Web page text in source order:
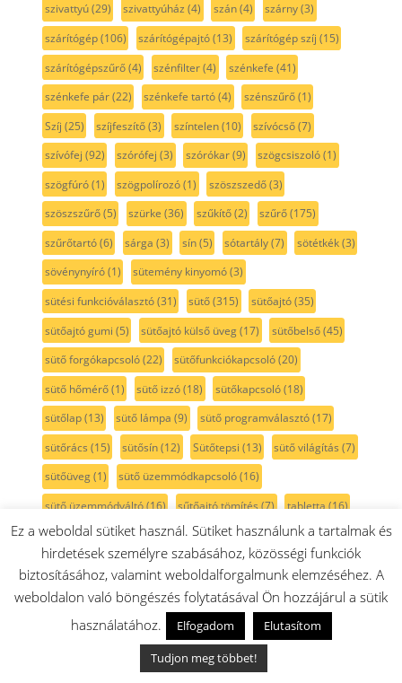
szivattyú(29) szivattyúház (4) szán(4) szárny(3)
szárítógép(106) szárítógépajtó(13) szárítógép szíj (15)
szárítógépszűrő(4) szénfilter(4) szénkefe (41)
szénkefe pár(22) szénkefe tartó(4) szénszűrő(1)
Szíj (25) szíjfeszítő(3) színtelen(10) szívócső(7)
szívófej (92) szórófej (3) szórókar(9) szögcsiszoló(1)
szögfúró(1) szögpolírozó(1) szöszszedő(3)
szöszszűrő(5) szürke (36) szűkítő(2) szűrő(175)
szűrőtartó(6) sárga (3) sín(5) sótartály(7) sötétkék(3)
sövénynyíró(1) sütemény kinyomó(3)
sütési funkcióválasztó(31) sütő(315) sütőajtó(35)
sütőajtó gumi (5) sütőajtó külső üveg(17) sütőbelső(45)
sütő forgókapcsoló(22) sütőfunkciókapcsoló(20)
sütő hőmérő(1) sütő izzó(18) sütőkapcsoló(18)
sütőlap(13) sütő lámpa (9) sütő programválasztó(17)
sütőrács (15) sütősín(12) Sütőtepsi (13) sütő világítás (7)
sütőüveg(1) sütő üzemmódkapcsoló(16)
sütő üzemmódváltó(16) sűtőajtó tömítés(7) tabletta(16)
takarítógép(66) takaró(3) takarólemez(2) talp (1)
tartály (16) tassimo
TastyMoments(3) teafőző(1) tejcső(5) tejhabosító(8)
tejtartó(8) tekercs(2) tekercsfedél teleszkópcső
(12) teljesítmény szabályzó
Ez a weboldal sütiket használ. Sütiket használunk a tartalmak és
hirdetések személyre szabásához, közösségi funkciók
biztosításához, valamint weboldalforgalmunk elemzéséhez. A
weboldalon való böngészés folytatásával Ön hozzájárul a sütik
használatához.
Elfogadom
Elutasítom
Tudjon meg többet!